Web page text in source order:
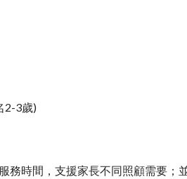
2-3歲)
務時間，支援家長不同照顧需要；